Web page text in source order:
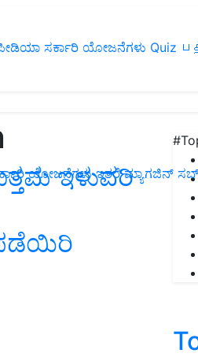
ಸರ್ಕಾರಿ ಯೋಜನೆಗಳು Quiz
ಯೋಜನೆಗಳು ಇತರೆ ಮ್ಯಾಗಜಿನ್‌
ಇಳುವರಿ
ಪಡೆಯಿರಿ